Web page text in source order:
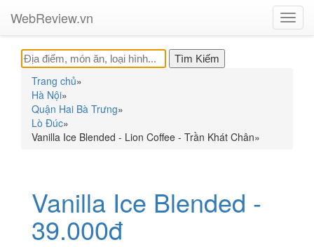
WebReview.vn
Trang chủ»
Hà Nội»
Quận Hai Bà Trưng»
Lò Đúc»
Vanilla Ice Blended - Lion Coffee - Trần Khát Chân»
Vanilla Ice Blended -
39.000đ